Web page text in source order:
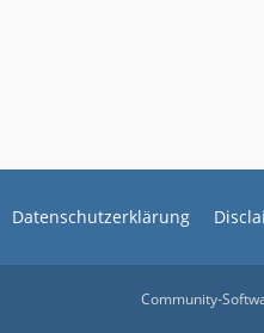
Datenschutzerklärung
Community-